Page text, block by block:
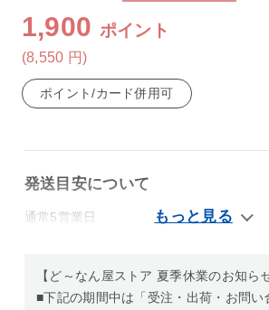
1,900 ポイント
(8,550 円)
ポイント/カード併用可
発送目安について
通常5営業日
【ど～なん屋ストア 夏季休業のお知ら
■下記の期間中は「受注・出荷・お問い